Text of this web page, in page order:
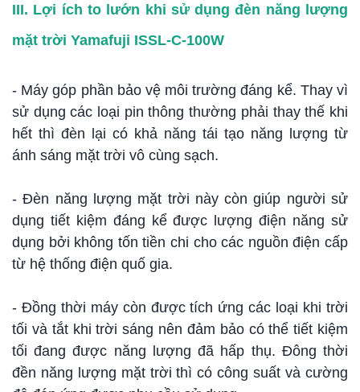
III. Lợi ích to lướn khi sử dụng đèn năng lượng
mặt trời Yamafuji ISSL-C-100W
- Máy góp phần bảo vệ môi trường đáng kể. Thay vì
sử dụng các loại pin thông thường phải thay thế khi
hết thì đèn lại có khả năng tái tạo năng lượng từ
ánh sáng mặt trời vô cùng sạch.
- Đèn năng lượng mặt trời này còn giúp người sử
dụng tiết kiệm đáng kể được lượng điện năng sử
dụng bởi không tốn tiền chi cho các nguồn điện cấp
từ hệ thống điện quố gia.
- Đồng thời máy còn được tích ứng các loại khi trời
tối và tắt khi trời sáng nên đảm bảo có thể tiết kiệm
tối đang được năng lượng đã hấp thụ. Đông thời
đền năng lượng mặt trời thì có công suất và cường